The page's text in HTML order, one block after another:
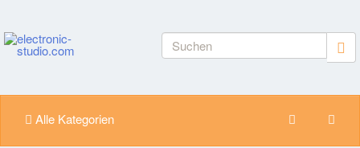
Alle Kategorien